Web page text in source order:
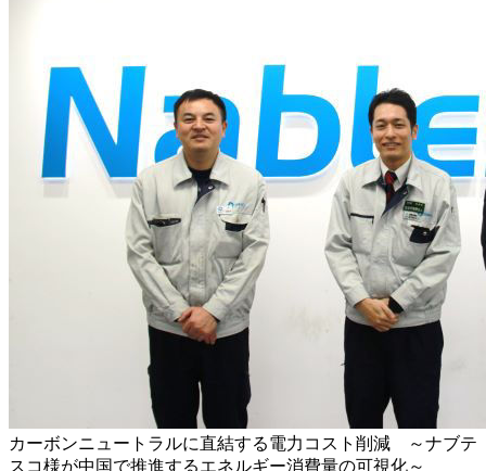
カーボンニュートラルに直結する電力コスト削減 ～ナブテ
スコ様が中国で推進するエネルギー消費量の可視化～